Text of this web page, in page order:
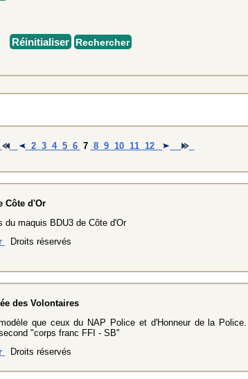
Réinitialiser Rechercher
2 3 4 5 6 7 8 9 10 11 12
Côte d'Or
du maquis BDU3 de Côte d'Or
Droits réservés
des Volontaires
que ceux du NAP Police et d'Honneur de la
"corps franc FFI - SB"
Droits réservés